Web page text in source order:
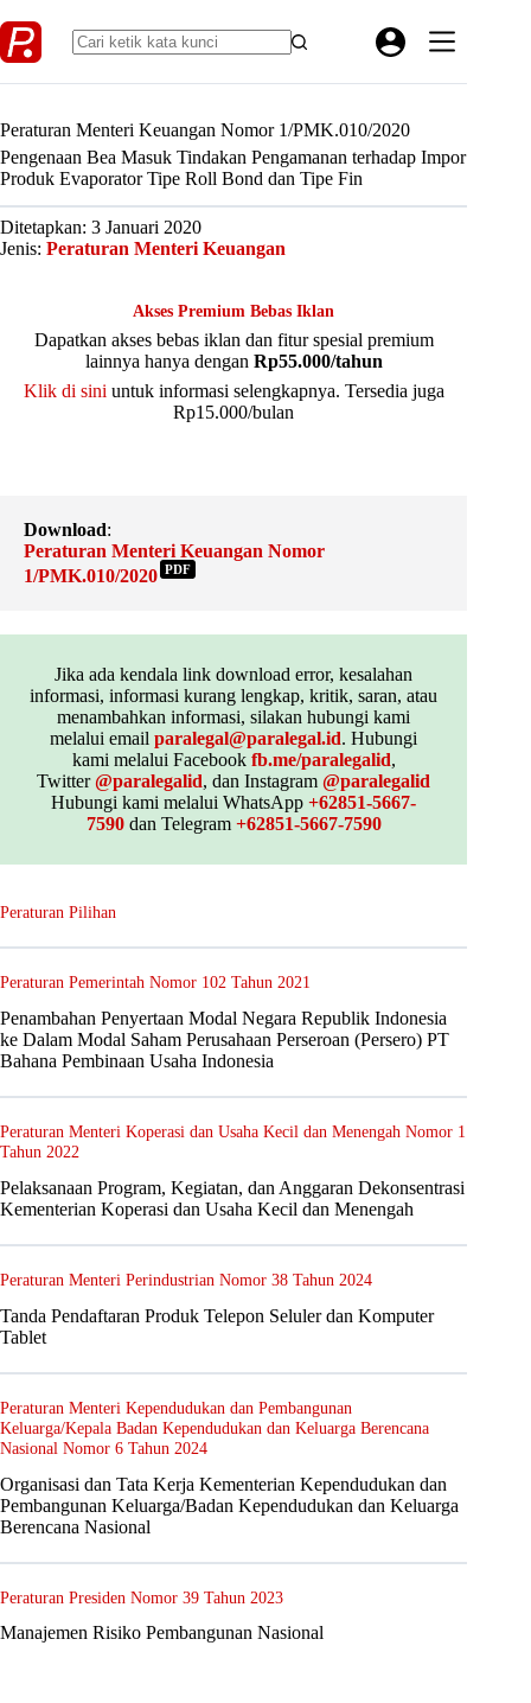
to
content
Peraturan Menteri Keuangan Nomor 1/PMK.010/2020
Pengenaan Bea Masuk Tindakan Pengamanan terhadap Impor
Produk Evaporator Tipe Roll Bond dan Tipe Fin
Ditetapkan: 3 Januari 2020
Jenis: Peraturan Menteri Keuangan
Akses Premium Bebas Iklan
Dapatkan akses bebas iklan dan fitur spesial premium
lainnya hanya dengan Rp55.000/tahun
Klik di sini untuk informasi selengkapnya. Tersedia juga
Rp15.000/bulan
Download:
Peraturan Menteri Keuangan Nomor
1/PMK.010/2020 PDF
Jika ada kendala link download error, kesalahan
informasi, informasi kurang lengkap, kritik, saran, atau
menambahkan informasi, silakan hubungi kami
melalui emailparalegal@paralegal.id. Hubungi
kami melalui Facebook fb.me/paralegalid,
Twitter@paralegalid, dan Instagram@paralegalid
Hubungi kami melalui WhatsApp+62851-5667-
7590dan Telegram +62851-5667-7590
Peraturan Pilihan
Peraturan Pemerintah Nomor 102 Tahun 2021
Penambahan Penyertaan Modal Negara Republik Indonesia
ke Dalam Modal Saham Perusahaan Perseroan (Persero) PT
Bahana Pembinaan Usaha Indonesia
Peraturan Menteri Koperasi dan Usaha Kecil dan Menengah Nomor 1
Tahun 2022
Pelaksanaan Program, Kegiatan, dan Anggaran Dekonsentrasi
Kementerian Koperasi dan Usaha Kecil dan Menengah
Peraturan Menteri Perindustrian Nomor 38 Tahun 2024
Tanda Pendaftaran Produk Telepon Seluler dan Komputer
Tablet
Peraturan Menteri Kependudukan dan Pembangunan
Keluarga/Kepala Badan Kependudukan dan Keluarga Berencana
Nasional Nomor 6 Tahun 2024
Organisasi dan Tata Kerja Kementerian Kependudukan dan
Pembangunan Keluarga/Badan Kependudukan dan Keluarga
Berencana Nasional
Peraturan Presiden Nomor 39 Tahun 2023
Manajemen Risiko Pembangunan Nasional